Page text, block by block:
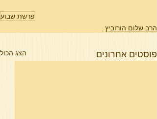
פרשת שבוע
הרב שלום הורוביץ
פוסטים אחרונים הצג הכול